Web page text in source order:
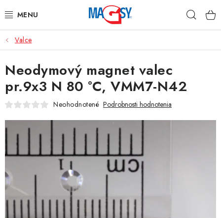
na
HLAVNÉ KATEGÓRIE
MAGNETICKÉ POMÔCKY
PRIEMYSELNÉ MAGNETY
OSTATNÉ MAGNETY
NEREZOVÉ MATERIÁLY
O nás Obchodné podmienky
Ochrana osobných údajov
Kontakt
Odstúpenie od zmluvy
Valce
Neodymový magnet valec
pr.9x3 N 80 °C, VMM7-N42
Neohodnotené Podrobnosti hodnotenia